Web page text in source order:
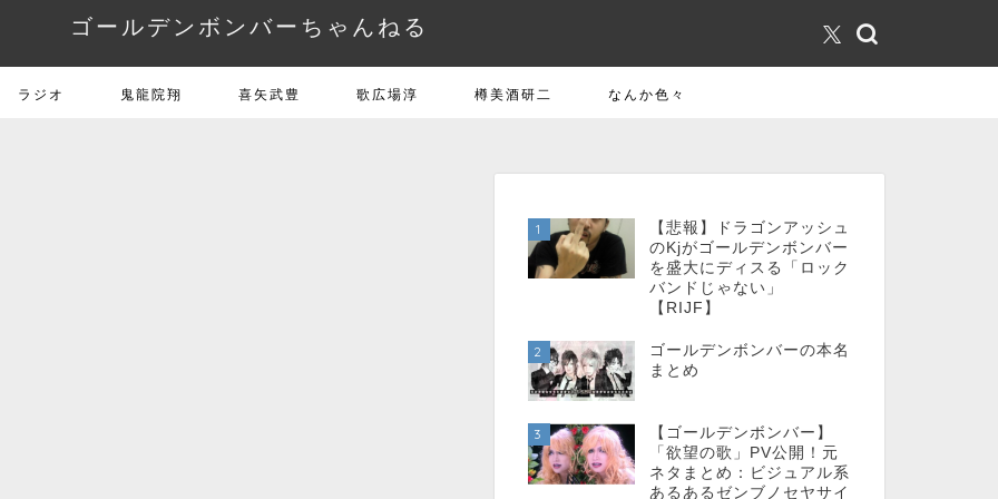
ゴールデンボンバーちゃんねる
ラジオ 鬼龍院翔 喜矢武豊 歌広場淳 樽美酒研二 なんか色々
1
【悲報】ドラゴンアッシュ
のKjがゴールデンボンバー
を盛大にディスる「ロック
バンドじゃない」
【RIJF】
2
ゴールデンボンバーの本名
まとめ
3
【ゴールデンボンバー】
「欲望の歌」PV公開！元
ネタまとめ：ビジュアル系
あるあるゼンブノセヤサイ